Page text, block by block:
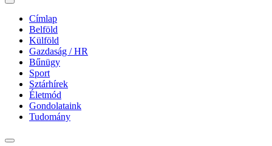
Címlap
Belföld
Külföld
Gazdaság / HR
Bűnügy
Sport
Sztárhírek
Életmód
Gondolataink
Tudomány